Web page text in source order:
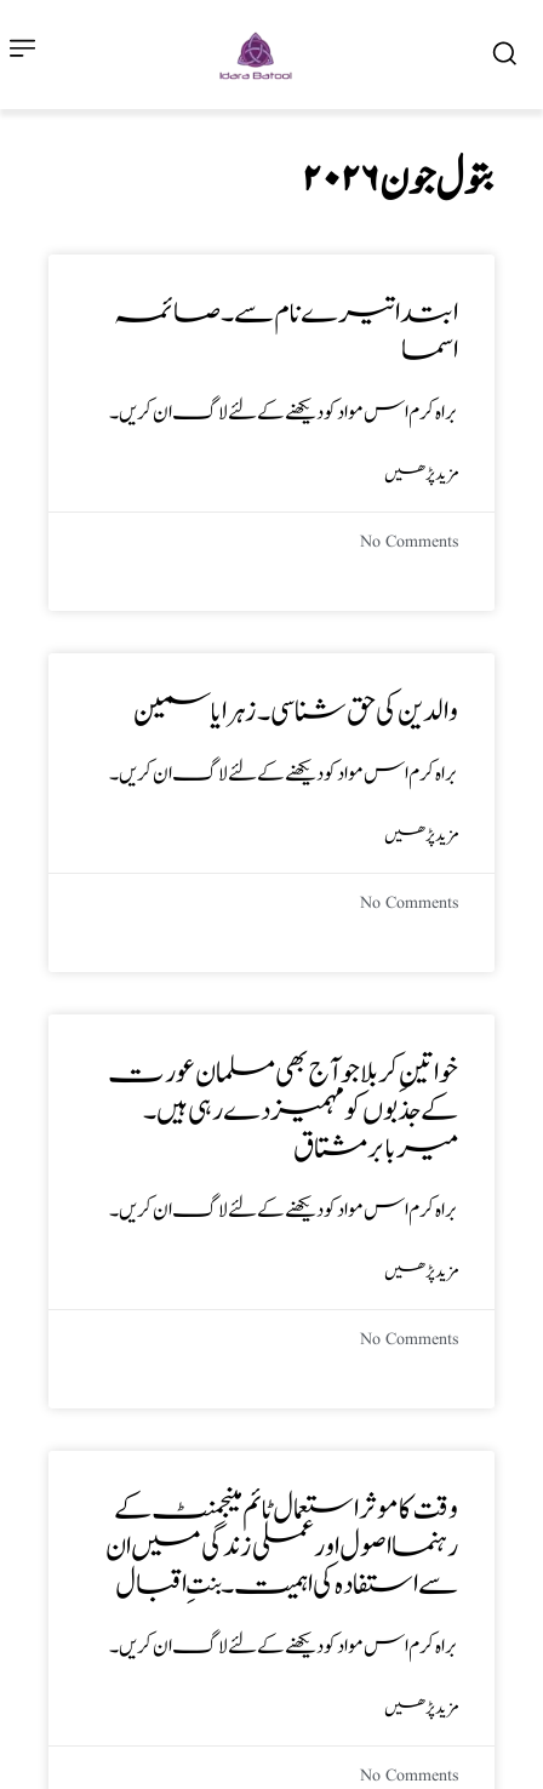
۲۰۲۶ بتول جون
ابتدا تیرے نام سے ۔ صائمہ
اسما
براہ کرم اس مواد کو دیکھنے کے لئے لاگ ان کریں۔
مزید پڑھیں
No Comments
والدین کی حق شناسی ۔ زہرا یاسمین
براہ کرم اس مواد کو دیکھنے کے لئے لاگ ان کریں۔
مزید پڑھیں
No Comments
خواتینِ کربلا جو آج بھی مسلمان عورت
کے جذبوں کو مہمیز دے رہی ہیں ۔
میر بابر مشتاق
براہ کرم اس مواد کو دیکھنے کے لئے لاگ ان کریں۔
مزید پڑھیں
No Comments
وقت کا موثر استعمال ٹائم مینجمنٹ کے
رہنما اصول اور عملی زندگی میں ان
سے استفادہ کی اہمیت ۔ بنتِ اقبال
براہ کرم اس مواد کو دیکھنے کے لئے لاگ ان کریں۔
مزید پڑھیں
No Comments